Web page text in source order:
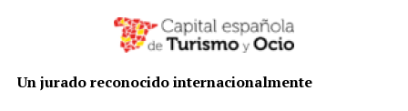
Un jurado reconocido internacionalmente